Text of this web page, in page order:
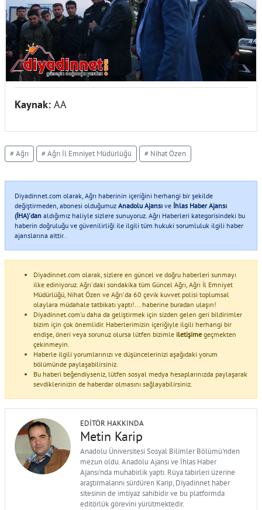
Kaynak: AA
# Ağrı # Ağrı İl Emniyet Müdürlüğü # Nihat Özen
Diyadinnet.com olarak, Ağrı haberinin içeriğini herhangi bir şekilde
değiştirmeden, abonesi olduğumuz Anadolu Ajansı ve İhlas Haber Ajansı
(İHA)'dan aldığımız haliyle sizlere sunuyoruz. Ağrı Haberleri kategorisindeki bu
haberin doğruluğu ve güvenilirliği ile ilgili tüm hukuki sorumluluk ilgili haber
ajanslarına aittir..
Diyadinnet.com olarak, sizlere en güncel ve doğru haberleri sunmayı
ilke ediniyoruz. Ağrı'daki sondakika tüm Güncel Ağrı, Ağrı İl Emniyet
Müdürlüğü, Nihat Özen ve Ağrı'da 60 çevik kuvvet polisi toplumsal
olaylara müdahale tatbikatı yaptı!... haberine buradan ulaşın!
Diyadinnet.com'u daha da geliştirmek için sizden gelen geri bildirimler
bizim için çok önemlidir. Haberlerimizin içeriğiyle ilgili herhangi bir
endişe, öneri veya sorunuz olursa lütfen bizimle iletişime geçmekten
çekinmeyin.
Haberle ilgili yorumlarınızı ve düşüncelerinizi aşağıdaki yorum
bölümünde paylaşabilirsiniz.
Bu haberi beğendiyseniz, lütfen sosyal medya hesaplarınızda paylaşarak
sevdiklerinizin de haberdar olmasını sağlayabilirsiniz.
EDITÖR HAKKINDA
Metin Karip
Anadolu Üniversitesi Sosyal Bilimler Bölümü'nden
mezun oldu. Anadolu Ajansı ve İhlas Haber
Ajansı'nda muhabirlik yaptı. Rüya tabirleri üzerine
araştırmalarını sürdüren Karip, Diyadinnet haber
sitesinin de imtiyaz sahibidir ve bu platformda
editörlük görevini yürütmektedir.